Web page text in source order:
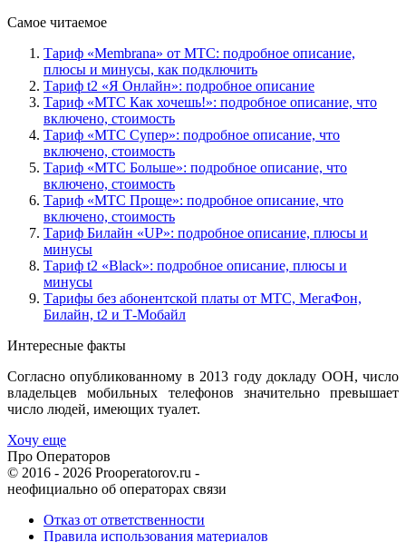
Самое читаемое
Тариф «Membrana» от МТС: подробное описание,
плюсы и минусы, как подключить
Тариф t2 «Я Онлайн»: подробное описание
Тариф «МТС Как хочешь!»: подробное описание, что
включено, стоимость
Тариф «МТС Супер»: подробное описание, что
включено, стоимость
Тариф «МТС Больше»: подробное описание, что
включено, стоимость
Тариф «МТС Проще»: подробное описание, что
включено, стоимость
Тариф Билайн «UP»: подробное описание, плюсы и
минусы
Тариф t2 «Black»: подробное описание, плюсы и
минусы
Тарифы без абонентской платы от МТС, МегаФон,
Билайн, t2 и Т-Мобайл
Интересные факты
Согласно опубликованному в 2013 году докладу ООН, число
владельцев мобильных телефонов значительно превышает
число людей, имеющих туалет.
Хочу еще
Про Операторов
© 2016 - 2026 Prooperatorov.ru -
неофициально об операторах связи
Отказ от ответственности
Правила использования материалов